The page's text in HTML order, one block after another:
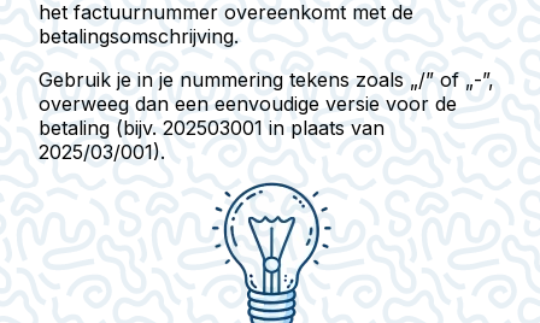
hetfactuurnummer overeenkomt met de
betalings­omschrijving.
Gebruik je in je nummering tekens zoals „/” of „-”,
overweeg dan een eenvoudige versie voor de
betaling (bijv. 202503001 in plaats van
2025/03/001).